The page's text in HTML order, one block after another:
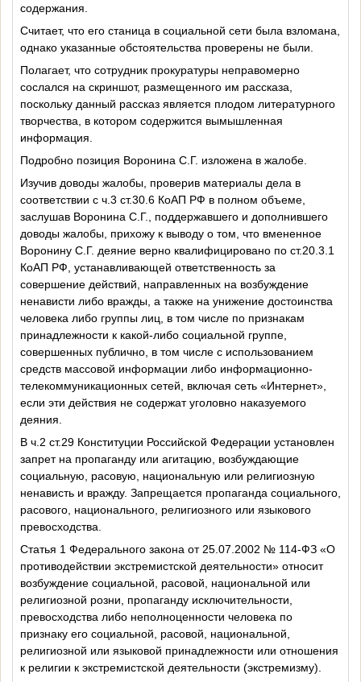
содержания.
Считает, что его станица в социальной сети была взломана,
однако указанные обстоятельства проверены не были.
Полагает, что сотрудник прокуратуры неправомерно
сослался на скриншот, размещенного им рассказа,
поскольку данный рассказ является плодом литературного
творчества, в котором содержится вымышленная
информация.
Подробно позиция Воронина С.Г. изложена в жалобе.
Изучив доводы жалобы, проверив материалы дела в
соответствии с ч.3 ст.30.6 КоАП РФ в полном объеме,
заслушав Воронина С.Г., поддержавшего и дополнившего
доводы жалобы, прихожу к выводу о том, что вмененное
Воронину С.Г. деяние верно квалифицировано по ст.20.3.1
КоАП РФ, устанавливающей ответственность за
совершение действий, направленных на возбуждение
ненависти либо вражды, а также на унижение достоинства
человека либо группы лиц, в том числе по признакам
принадлежности к какой-либо социальной группе,
совершенных публично, в том числе с использованием
средств массовой информации либо информационно-
телекоммуникационных сетей, включая сеть «Интернет»,
если эти действия не содержат уголовно наказуемого
деяния.
В ч.2 ст.29 Конституции Российской Федерации установлен
запрет на пропаганду или агитацию, возбуждающие
социальную, расовую, национальную или религиозную
ненависть и вражду. Запрещается пропаганда социального,
расового, национального, религиозного или языкового
превосходства.
Статья 1 Федерального закона от 25.07.2002 № 114-ФЗ «О
противодействии экстремистской деятельности» относит
возбуждение социальной, расовой, национальной или
религиозной розни, пропаганду исключительности,
превосходства либо неполноценности человека по
признаку его социальной, расовой, национальной,
религиозной или языковой принадлежности или отношения
к религии к экстремистской деятельности (экстремизму).